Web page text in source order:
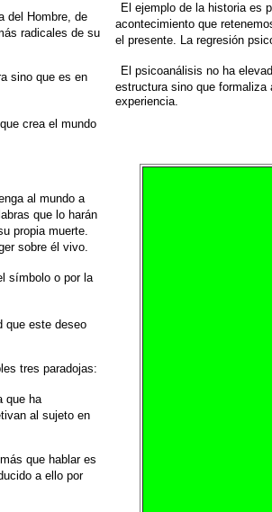
del Hombre, de
radicales de su
sino que es en
crea el mundo
al mundo a
que lo harán
propia muerte.
sobre él vivo.
símbolo o por la
que este deseo
tres paradojas:
que ha
al sujeto en
que hablar es
a ello por
El ejemplo de la historia es
acontecimiento que
el presente. La regresión
El psicoanálisis no ha
estructura sino que formaliza
experiencia.